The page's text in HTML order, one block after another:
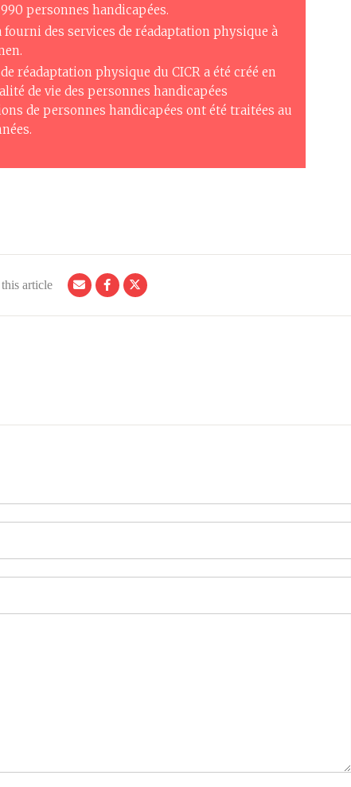
990 personnes handicapées.
fourni des services de réadaptation physique à
réadaptation physique du CICR a été créé en
de vie des personnes handicapées
de personnes handicapées ont été traitées au
this article